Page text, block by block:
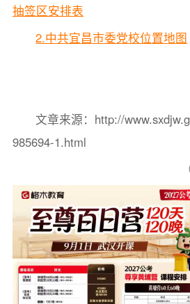
抽签区安排表
2.中共宜昌市委党校位置地图
文章来源：http://
985694-1.html